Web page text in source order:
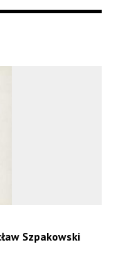
Szpakowski